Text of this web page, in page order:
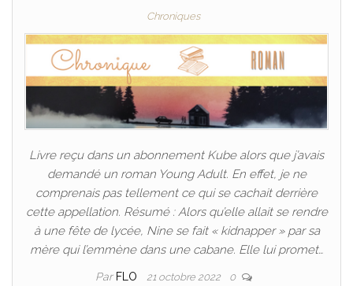
Chroniques
Livre reçu dans un abonnement Kube alors que j’avais
demandé un roman Young Adult. En effet, je ne
comprenais pas tellement ce qui se cachait derrière
cette appellation. Résumé : Alors qu’elle allait se rendre
à une fête de lycée, Nine se fait « kidnapper » par sa
mère qui l’emmène dans une cabane. Elle lui promet…
Par FLO 21 octobre 2022 0